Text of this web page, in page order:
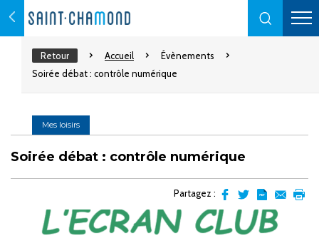
Retour Accueil
Évènements
Soirée débat : contrôle numérique
Mes loisirs
Soirée débat : contrôle numérique
Partagez :
sur
facebook
sur
Twitter
l'article
en